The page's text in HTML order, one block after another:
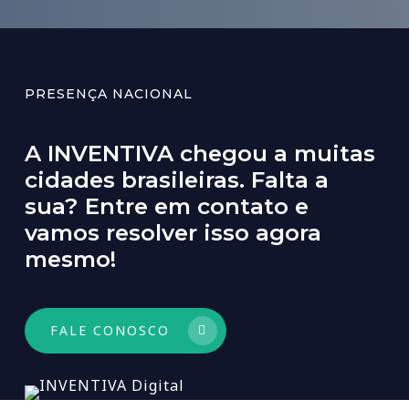
PRESENÇA NACIONAL
A INVENTIVA chegou a muitas
cidades brasileiras. Falta a
sua? Entre em contato e
vamos resolver isso agora
mesmo!
FALE CONOSCO